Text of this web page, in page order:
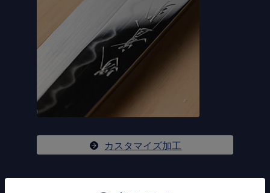
カスタマイズ加工